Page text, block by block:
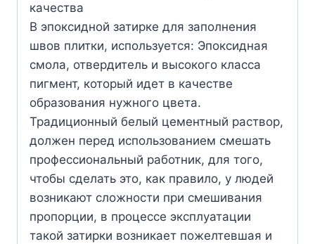
качества
В эпоксидной затирке для заполнения
швов плитки, используется: Эпоксидная
смола, отвердитель и высокого класса
пигмент, который идет в качестве
образования нужного цвета.
Традиционный белый цементный раствор,
должен перед использованием смешать
профессиональный работник, для того,
чтобы сделать это, как правило, у людей
возникают сложности при смешивания
пропорции, в процессе эксплуатации
такой затирки возникает пожелтевшая и